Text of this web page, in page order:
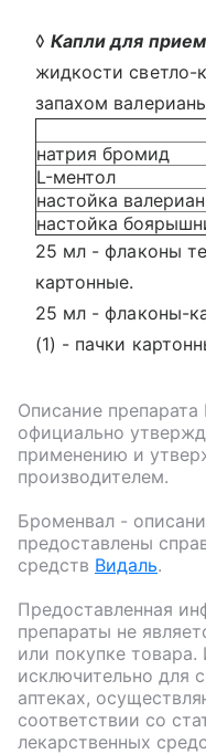
◊Капли для
жидкости светло-
запахом
натрия бромид
L-ментол
настойка
настойка
25 мл - флаконы
картонные.
25 мл - флаконы-
(1) - пачки
Описание препарата
официально
применению и
производителем.
Броменвал -
предоставлены
средств Видаль.
Предоставленная
препараты не
или покупке
исключительно для
аптеках,
соответствии со
лекарственных